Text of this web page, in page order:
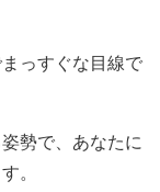
っすぐな目線で
勢で、あなたに
。